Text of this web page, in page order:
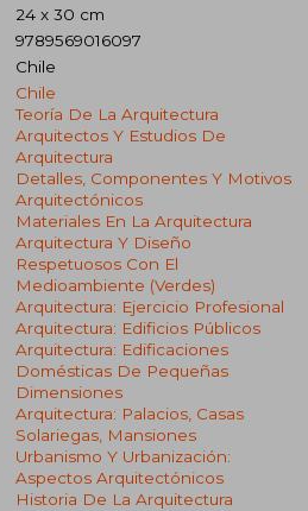
24 x 30 cm
9789569016097
Chile
Chile
Teoría De La Arquitectura
Arquitectos Y Estudios De
Arquitectura
Detalles, Componentes Y Motivos
Arquitectónicos
Materiales En La Arquitectura
Arquitectura Y Diseño
Respetuosos Con El
Medioambiente (verdes)
Arquitectura: Ejercicio Profesional
Arquitectura: Edificios Públicos
Arquitectura: Edificaciones
Domésticas De Pequeñas
Dimensiones
Arquitectura: Palacios, Casas
Solariegas, Mansiones
Urbanismo Y Urbanización:
Aspectos Arquitectónicos
Historia De La Arquitectura